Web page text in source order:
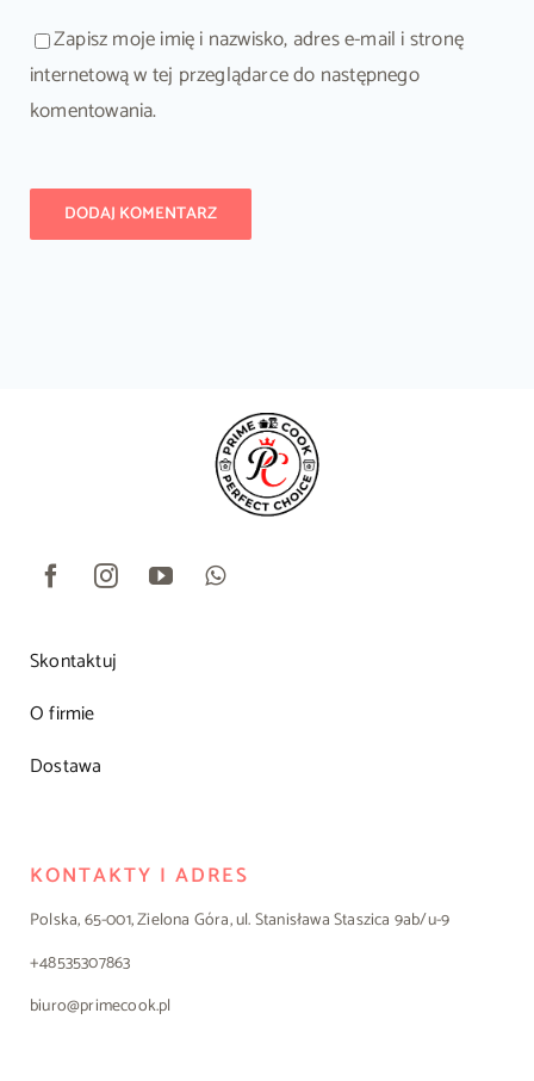
Zapisz moje imię i nazwisko, adres e-mail i stronę
internetową w tej przeglądarce do następnego
komentowania.
Skontaktuj
O firmie
Dostawa
KONTAKTY I ADRES
Polska, 65-001, Zielona Góra, ul. Stanisława Staszica 9ab/u-9
+48535307863
biuro@primecook.pl